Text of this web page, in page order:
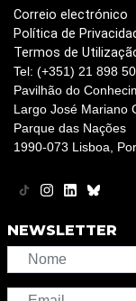
Correio electrónico
Política de
Termos de
Tel: (+351) 21 898
Pavilhão do
Largo José Mariano
Parque das Nações
1990-073 Lisboa,
NEWSLETTER